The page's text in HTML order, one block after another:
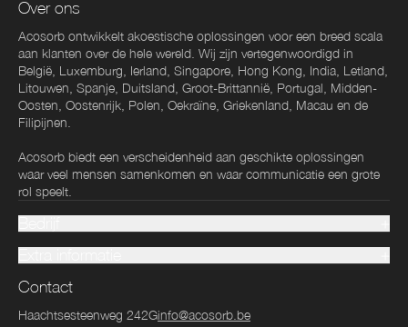
Over ons
Acosorb ontwikkelt akoestische oplossingen voor een breed scala
aan klanten over de hele wereld. Wij zijn vertegenwoordigd in
België, Luxemburg, Ierland, Singapore, Hong Kong, India, Letland,
Litouwen, Spanje, Duitsland, Groot-Brittannië, Portugal, Midden-
Oosten, Oostenrijk, Polen, Oekraïne, Griekenland, Macau en de
Filipijnen.
Acosorb biedt een verscheidenheid aan geschikte oplossingen
waar veel mensen samenkomen en waar communicatie een grote
rol speelt.
Contact
Haachtsesteenweg 242Ginfo@acosorb.be